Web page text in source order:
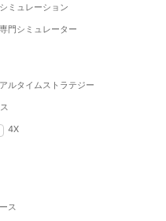
ミュレーション
専門シミュレーター
ルタイムストラテジー
4X
ス